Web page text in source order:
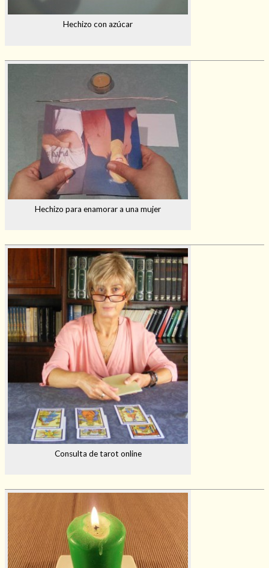
Hechizo con azúcar
Hechizo para enamorar a una mujer
Consulta de tarot online